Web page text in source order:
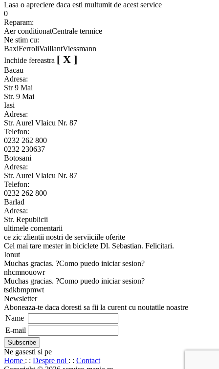
Lasa o apreciere daca esti multumit de acest service
0
Reparam:
Aer conditionatCentrale termice
Ne stim cu:
BaxiFerroliVaillantViessmann
Inchide fereastra [ X ]
Bacau
Adresa:
Str 9 Mai
Str. 9 Mai
Iasi
Adresa:
Str. Aurel Vlaicu Nr. 87
Telefon:
0232 262 800
0232 230637
Botosani
Adresa:
Str. Aurel Vlaicu Nr. 87
Telefon:
0232 262 800
Barlad
Adresa:
Str. Republicii
ultimele comentarii
ce zic zlientii nostri de serviiciile oferite
Cel mai tare mester in biciclete Dl. Sebastian. Felicitari.
Ionut
Muchas gracias. ?Como puedo iniciar sesion?
nhcmnouowr
Muchas gracias. ?Como puedo iniciar sesion?
tsdkbmpmwt
Newsletter
Aboneaza-te daca doresti sa fii la curent cu noutatile noastre
Name
E-mail
Ne gasesti si pe
Home : : Despre noi : : Contact